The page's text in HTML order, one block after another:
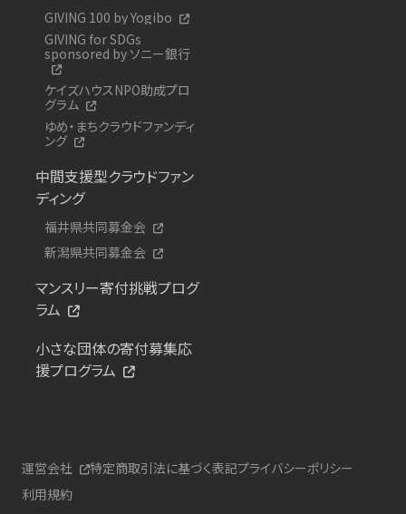
GIVING 100 by Yogibo
GIVING for SDGs
sponsored by ソニー銀行
ケイズハウスNPO助成プロ
グラム
ゆめ・まちクラウドファンディ
ング
中間支援型クラウドファン
ディング
福井県共同募金会
新潟県共同募金会
マンスリー寄付挑戦プログ
ラム
小さな団体の寄付募集応
援プログラム
運営会社 特定商取引法に基づく表記プライバシーポリシー
利用規約